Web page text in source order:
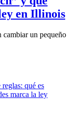
en Illinois
cambiar un pequeño